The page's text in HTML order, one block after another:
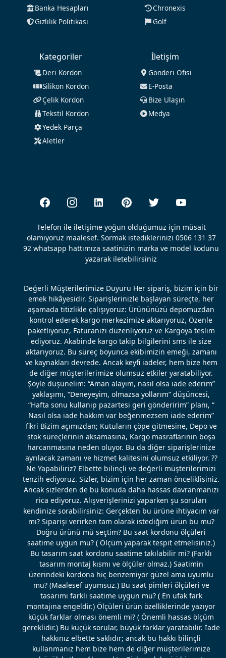
Banka Hesapları
Gizlilik Politikası
Chronexis
Golf
Kategoriler
Deri Kordon
Silikon Kordon
Çelik Kordon
Tekstil Kordon
Yedek Parça
Aletler
İletişim
Gönderi Ofisi
E-Posta
Bize Ulaşın
Medya
Telefon ile iletişime yoğun olduğumuz için müsait
olamıyoruz maalesef. Sormak istediklerinizi 0506 131 37
92 whatsapp hattımıza saatinizin marka ve model kodunu
yazarak iletebilirsiniz
Değerli Müşterilerimize Duyuru Her sipariş, bizim için bir
emek hikâyesidir. Siparişlerinizle başlayan süreçte, her
aşamada titizlikle çalışıyoruz: Ürününüzü depomuzdan
kontrol ederek kargo merkezimize aktarıyoruz, Özenle
paketliyoruz, Faturanızı düzenliyoruz ve Kargoya teslim
ediyoruz. Akabinde kargo takip bilgilerini sms ile size
aktarıyoruz. Bu süreç boyunca ekibimizin emeği, zamanı
ve kaynakları devrede. Ancak keyfi iadeler, hem bize hem
de diğer müşterilerimize olumsuz etkiler yaratabiliyor.
Şöyle düşünelim: “Aman alayım, nasıl olsa iade ederim”
yaklaşımı, “Deneyeyim, olmazsa yollarım” düşüncesi,
“Hafta sonu kullanıp pazartesi geri gönderirim” planı, “
Nasıl olsa iade hakkım var beğenmezsem iade ederim”
fikri Bizim açımızdan; Kutuların çöpe gitmesine, Depo ve
stok süreçlerinin aksamasına, Kargo masraflarının boşa
harcanmasına neden oluyor. Bu da diğer siparişlerinize
ayrılacak zamanı ve hizmet kalitesini olumsuz etkiliyor. ??
Ne Yapabiliriz? Elbette bilinçli ve değerli müşterilerimizi
tenzih ediyoruz. Sizler, bizim için her zaman önceliklisiniz.
Ancak sizlerden de bu konuda daha hassas davranmanızı
rica ediyoruz. Alışverişlerinizi yaparken şu soruları
kendinize sorabilirsiniz: Gerçekten bu ürüne ihtiyacım var
mı? Siparişi verirken tam olarak istediğim ürün bu mu?
Doğru ürünü mü seçtim? Bu saat kordonu ölçüleri
saatime uygun mu? ( Ölçüm yaparak tespit etmelisiniz.)
Bu tasarım saat kordonu saatime takılabilir mi? (Farklı
tasarım montaj kısmı ve ölçüler olmaz.) Saatimin
üzerindeki kordona hiç benzemiyor güzel ama uyumlu
mu? (Maalesef uyumsuz.) Bu saat pimleri ölçüleri ve
tasarımı farklı saatime uygun mu? ( En ufak fark
montajına engeldir.) Ölçüleri ürün özelliklerinde yazıyor
küçük farklar olması önemli mi? ( Önemli hassas ölçüm
gereklidir.) Bu küçük sorular, büyük farklar yaratabilir. İade
hakkınız elbette saklıdır; ancak bu hakkı bilinçli
kullanmanız hem bize hem de diğer müşterilerimize